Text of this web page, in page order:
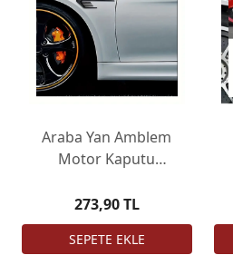
Araba Yan Amblem
Motor Kaputu
Sticker Siyah 30cm
273,90 TL